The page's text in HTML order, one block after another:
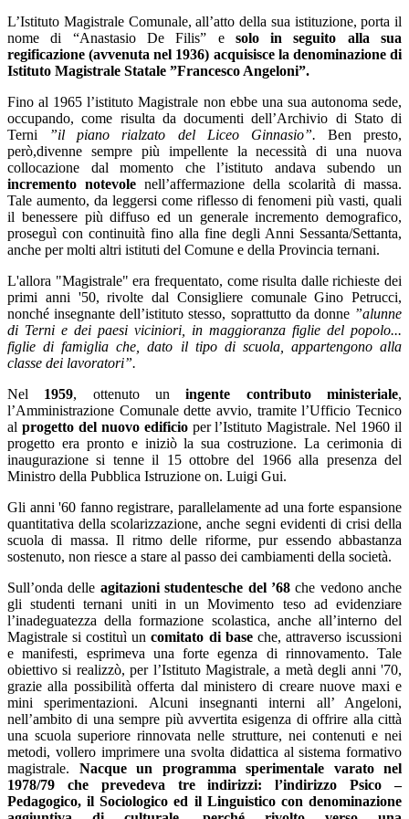
L’Istituto Magistrale Comunale, all’atto della sua istituzione, porta il
nome di “Anastasio De Filis” e solo in seguito alla sua
regificazione (avvenuta nel 1936) acquisisce la denominazione di
Istituto Magistrale Statale ”Francesco Angeloni”.
Fino al 1965 l’istituto Magistrale non ebbe una sua autonoma sede,
occupando, come risulta da documenti dell’Archivio di Stato di
Terni
”il piano rialzato del Liceo Ginnasio”. Ben presto,
però,divenne sempre più impellente la necessità di una nuova
collocazione dal momento che l’istituto andava subendo un
incremento notevole nell’affermazione della scolarità di massa.
Tale aumento, da leggersi come riflesso di fenomeni più vasti, quali
il benessere più diffuso ed un generale incremento demografico,
proseguì con continuità fino alla fine degli Anni Sessanta/Settanta,
anche per molti altri istituti del Comune e della Provincia ternani.
L'allora "Magistrale" era frequentato, come risulta dalle richieste dei
primi anni '50, rivolte dal Consigliere comunale Gino Petrucci,
nonché insegnante dell’istituto stesso, soprattutto da donne ”alunne
di Terni e dei paesi viciniori, in maggioranza figlie del popolo...
figlie di famiglia che, dato il tipo di scuola, appartengono alla
classe dei lavoratori”.
Nel 1959, ottenuto un ingente contributo ministeriale,
l’Amministrazione Comunale dette avvio, tramite l’Ufficio Tecnico
al progetto del nuovo edificioper l’Istituto Magistrale. Nel 1960 il
progetto era pronto e iniziò la sua costruzione. La cerimonia di
inaugurazione si tenne il 15 ottobre del 1966 alla presenza del
Ministro della Pubblica Istruzione on. Luigi Gui.
Gli anni '60 fanno registrare, parallelamente ad una forte espansione
quantitativa della scolarizzazione, anche segni evidenti di crisi della
scuola di massa. Il ritmo delle riforme, pur essendo abbastanza
sostenuto, non riesce a stare al passo dei cambiamenti della società.
Sull’onda delle agitazioni studentesche del ’68che vedono anche
gli studenti ternani uniti in un Movimento teso ad evidenziare
l’inadeguatezza della formazione scolastica, anche all’interno del
Magistrale si costituì uncomitato di baseche, attraverso iscussioni
e manifesti, esprimeva una forte egenza di rinnovamento. Tale
obiettivo si realizzò, per l’Istituto Magistrale, a metà degli anni '70,
grazie alla possibilità offerta dal ministero di creare nuove maxi e
mini sperimentazioni. Alcuni insegnanti interni all’ Angeloni,
nell’ambito di una sempre più avvertita esigenza di offrire alla città
una scuola superiore rinnovata nelle strutture, nei contenuti e nei
metodi, vollero imprimere una svolta didattica al sistema formativo
magistrale. Nacque un programma sperimentale varato nel
1978/79 che prevedeva tre indirizzi: l’indirizzo Psico –
Pedagogico, il Sociologico ed il Linguistico con denominazione